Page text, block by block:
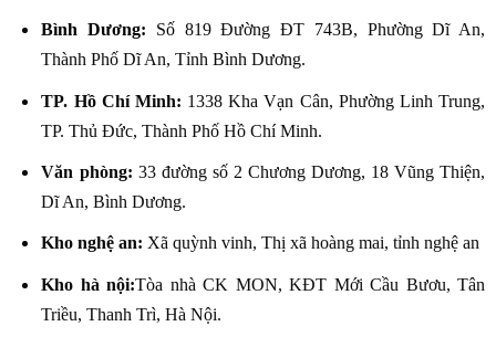
Bình Dương: Số 819 Đường ĐT 743B, Phường Dĩ An,
Thành Phố Dĩ An, Tỉnh Bình Dương.
TP. Hồ Chí Minh: 1338 Kha Vạn Cân, Phường Linh Trung,
TP. Thủ Đức, Thành Phố Hồ Chí Minh.
Văn phòng: 33 đường số 2 Chương Dương, 18 Vũng Thiện,
Dĩ An, Bình Dương.
Kho nghệ an: Xã quỳnh vinh, Thị xã hoàng mai, tỉnh nghệ an
Kho hà nội:Tòa nhà CK MON, KĐT Mới Cầu Bươu, Tân
Triều, Thanh Trì, Hà Nội.